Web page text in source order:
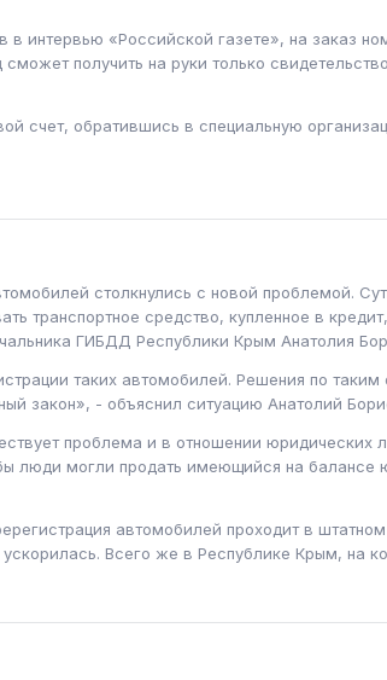
интервью «Российской газете», на заказ
получить на руки только
счет, обратившись в специальную
столкнулись с новой проблемой.
транспортное средство, купленное в
ГИБДД Республики Крым Анатолия
таких автомобилей. Решения по
закон», - объяснил ситуацию Анатолий
проблема и в отношении
люди могли продать имеющийся на балансе
автомобилей проходит в
Всего же в Республике Крым, на